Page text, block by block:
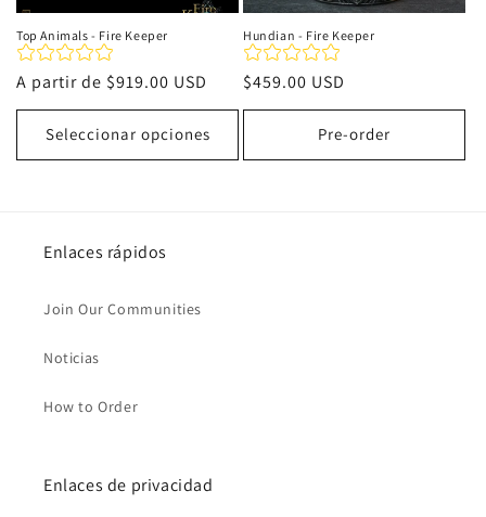
Top Animals - Fire Keeper
Precio
habitual
A partir de $919.00 USD
Seleccionar opciones
Hundian - Fire Keeper
Precio
habitual
$459.00 USD
Pre-order
Enlaces rápidos
Join Our Communities
Noticias
How to Order
Enlaces de privacidad